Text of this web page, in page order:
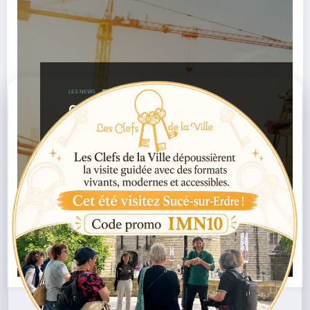
LES NEWS
Orvault : des riverains de la
Bugallière attaquent un projet
immobilier jugé non conforme
09/11/2025 Bugallière, Environnement,
Immobilier,Justice,Loire-Atlantique,Orvault,PLUm
Urbanisme
Lire la suite